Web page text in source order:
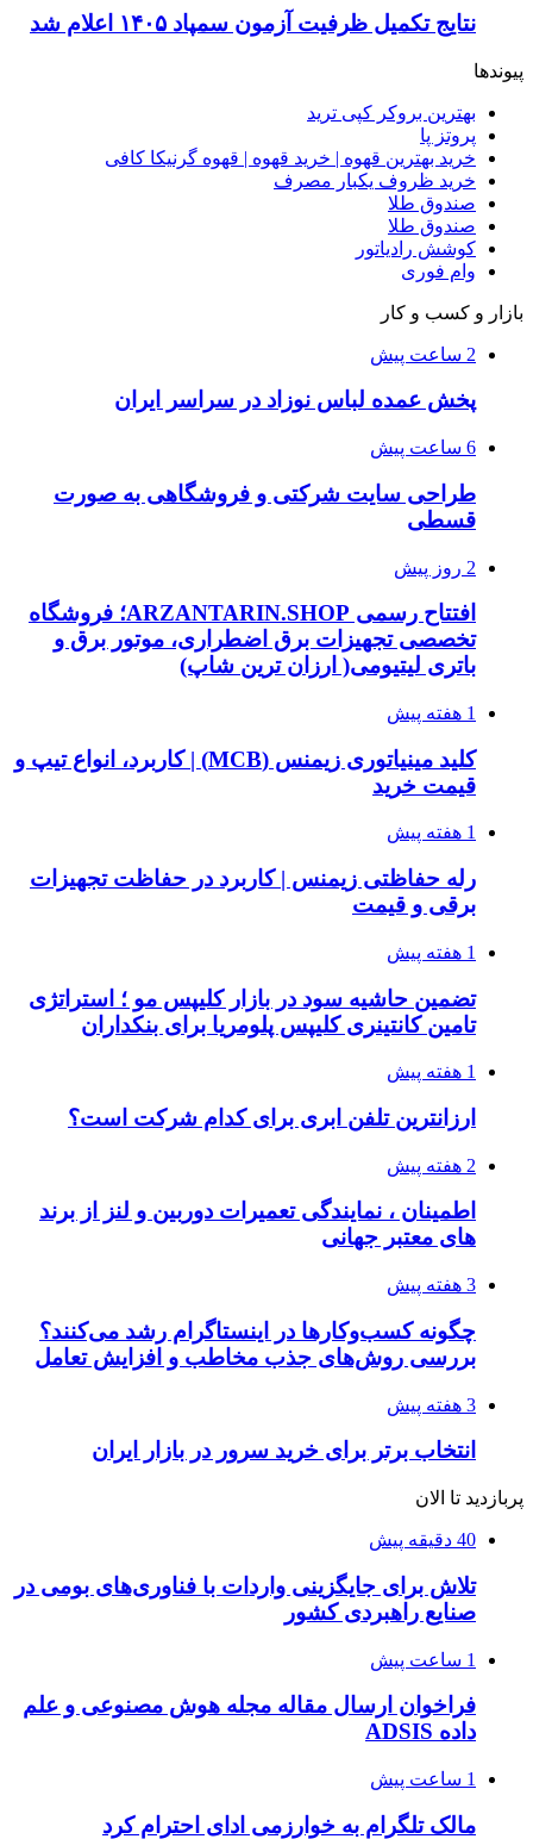
نتایج تکمیل ظرفیت آزمون سمپاد ۱۴۰۵ اعلام شد
پیوندها
بهترین بروکر کپی ترید
پروتز پا
خرید بهترین قهوه | خرید قهوه | قهوه گرنیکا کافی
خرید ظروف یکبار مصرف
صندوق طلا
صندوق طلا
کوشش رادیاتور
وام فوری
بازار و کسب و کار
2 ساعت پیش
پخش عمده لباس نوزاد در سراسر ایران
6 ساعت پیش
طراحی سایت شرکتی و فروشگاهی به صورت
قسطی
2 روز پیش
افتتاح رسمی ARZANTARIN.SHOP؛ فروشگاه
تخصصی تجهیزات برق اضطراری، موتور برق و
باتری لیتیومی( ارزان ترین شاپ)
1 هفته پیش
کلید مینیاتوری زیمنس (MCB) | کاربرد، انواع تیپ و
قیمت خرید
1 هفته پیش
رله حفاظتی زیمنس | کاربرد در حفاظت تجهیزات
برقی و قیمت
1 هفته پیش
تضمین حاشیه سود در بازار کلیپس مو ؛ استراتژی
تامین کانتینری کلیپس پلومریا برای بنکداران
1 هفته پیش
ارزانترین تلفن ابری برای کدام شرکت است؟
2 هفته پیش
اطمینان ، نمایندگی تعمیرات دوربین و لنز از برند
های معتبر جهانی
3 هفته پیش
چگونه کسب‌وکارها در اینستاگرام رشد می‌کنند؟
بررسی روش‌های جذب مخاطب و افزایش تعامل
3 هفته پیش
انتخاب برتر برای خرید سرور در بازار ایران
پربازدید تا الان
40 دقیقه پیش
تلاش برای جایگزینی واردات با فناوری‌های بومی در
صنایع راهبردی کشور
1 ساعت پیش
فراخوان ارسال مقاله مجله هوش مصنوعی و علم
داده ADSIS
1 ساعت پیش
مالک تلگرام به خوارزمی ادای احترام کرد